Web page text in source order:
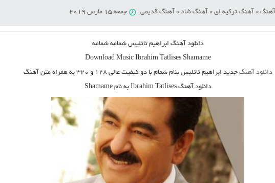
آهنگ» آهنگ ترکیه ای» آهنگ شاد» آهنگ قدیمی جمعه 15 مارس 2019
دانلود آهنگ ابراهیم تاتلیس شمامه شمامه
Download Music Ibrahim Tatlises Shamame
دانلود آهنگ جدید ابراهیم تاتلیس بنام شمامبا دو کیفیت عالی ۱۲۸ و ۳۲۰ به همراه متن آهنگ
دانلود آهنگ Ibrahim Tatlises به نام Shamame